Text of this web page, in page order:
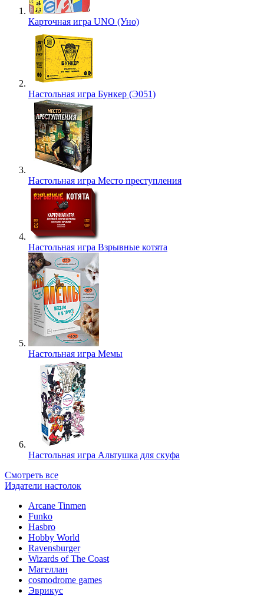
Карточная игра UNO (Уно)
Настольная игра Бункер (Э051)
Настольная игра Место преступления
Настольная игра Взрывные котята
Настольная игра Мемы
Настольная игра Альтушка для скуфа
Смотреть все
Издатели настолок
Arcane Tinmen
Funko
Hasbro
Hobby World
Ravensburger
Wizards of The Coast
Магеллан
сosmodrome games
Эврикус